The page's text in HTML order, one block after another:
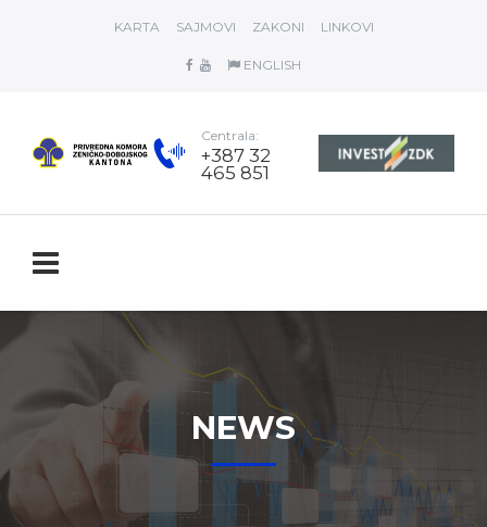
KARTA SAJMOVI ZAKONI LINKOVI
ENGLISH
Centrala:
+387 32
465 851
NEWS